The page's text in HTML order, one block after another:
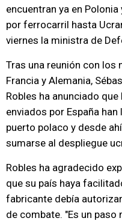
encuentran ya en
por ferrocarril hasta
viernes la ministra de
Tras una reunión con
Francia y Alemania,
Robles ha anunciado
enviados por España
puerto polaco y desde
sumarse al despliegue
Robles ha agradecido
que su país haya
fabricante debía
de combate. "Es un paso